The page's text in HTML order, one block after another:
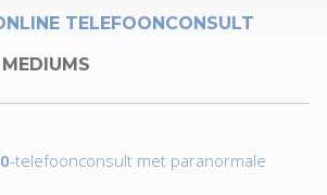
TELEFOONCONSULT
-telefoonconsult met paranormale